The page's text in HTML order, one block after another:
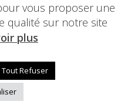
vous proposer une
qualité sur notre site
plus
Tout Refuser